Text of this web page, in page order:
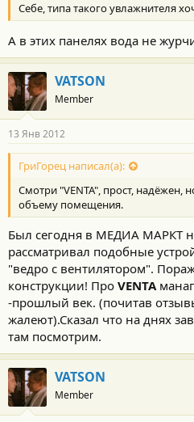
Себе, типа такого увлажнителя
А в этих панелях вода не
VATSON
Member
13 Янв 2012
ГриГорец написал(а):
Смотри "VENTA", прост, надёжен,
объему помещения.
Был сегодня в МЕДИА МАРКТ
рассматривал подобные
"ведро с вентилятором".
конструкции! Про VENTA
-прошлый век. (почитав
жалеют).Сказал что на днях
там посмотрим.
VATSON
Member